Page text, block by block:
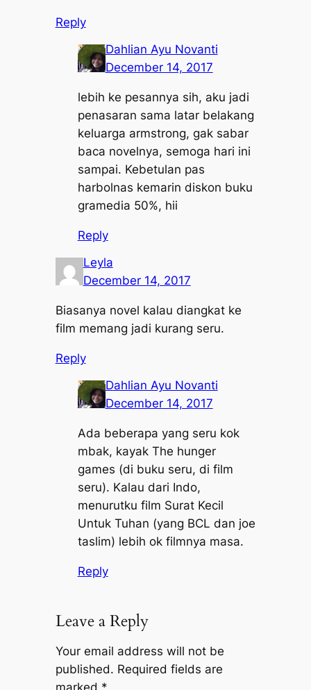
Reply
Dahlian Ayu Novanti
December 14, 2017
lebih ke pesannya sih, aku jadi
penasaran sama latar belakang
keluarga armstrong, gak sabar
baca novelnya, semoga hari ini
sampai. Kebetulan pas
harbolnas kemarin diskon buku
gramedia 50%, hii
Reply
Leyla
December 14, 2017
Biasanya novel kalau diangkat ke
film memang jadi kurang seru.
Reply
Dahlian Ayu Novanti
December 14, 2017
Ada beberapa yang seru kok
mbak, kayak The hunger
games (di buku seru, di film
seru). Kalau dari Indo,
menurutku film Surat Kecil
Untuk Tuhan (yang BCL dan joe
taslim) lebih ok filmnya masa.
Reply
Leave a Reply
Your email address will not be
published. Required fields are